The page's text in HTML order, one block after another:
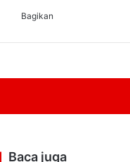
Bagikan
Baca juga